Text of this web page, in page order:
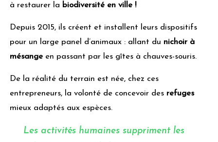
à restaurer la biodiversité en ville !
Depuis 2015, ils créent et installent leurs dispositifs
pour un large panel d’animaux : allant du nichoir à
mésangeen passant par les gîtes à chauves-souris.
De la réalité du terrain est née, chez ces
entrepreneurs, la volonté de concevoir des refuges
mieux adaptés aux espèces.
Les activités humaines suppriment les